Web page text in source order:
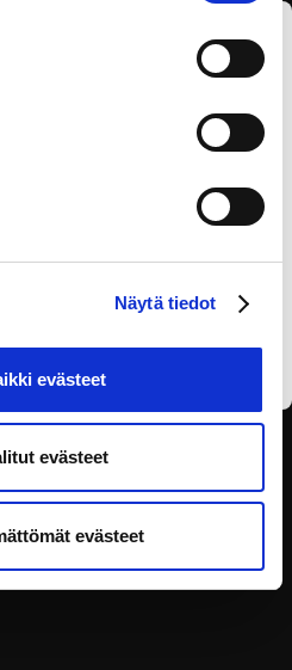
Näytä tiedot
evästeet
evästeet
evästeet
uutiskirje
ja annan
käsittelyyn.